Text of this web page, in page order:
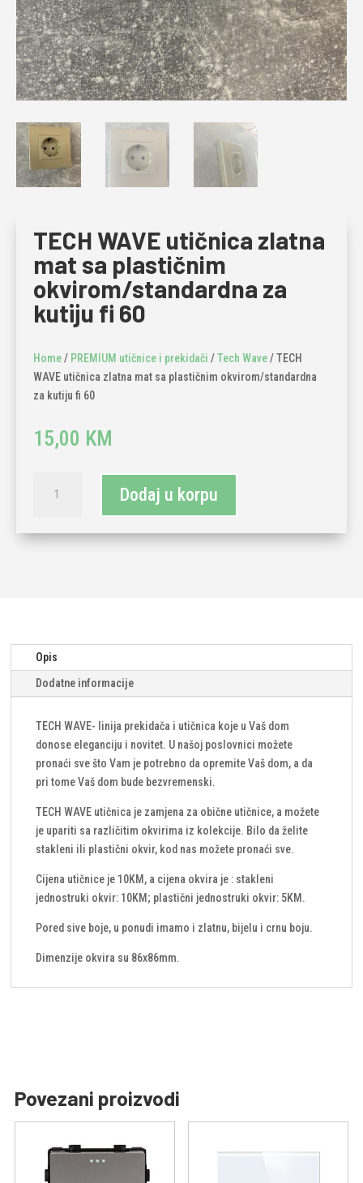
TECH WAVE utičnica zlatna
mat sa plastičnim
okvirom/standardna za
kutiju fi 60
Home/ PREMIUM utičnice i prekidači /Tech Wave/ TECH
WAVE utičnica zlatna mat sa plastičnim okvirom/standardna
za kutiju fi 60
15,00 KM
WAVE
zlatna
kutiju
60
Dodaj u korpu
Opis
Dodatne informacije
TECH WAVE- linija prekidača i utičnica koje u Vaš dom
donose eleganciju i novitet. U našoj poslovnici možete
pronaći sve što Vam je potrebno da opremite Vaš dom, a da
pri tome Vaš dom bude bezvremenski.
TECH WAVE utičnica je zamjena za obične utičnice, a možete
je upariti sa različitim okvirima iz kolekcije. Bilo da želite
stakleni ili plastični okvir, kod nas možete pronaći sve.
Cijena utičnice je 10KM, a cijena okvira je : stakleni
jednostruki okvir: 10KM; plastični jednostruki okvir: 5KM.
Pored sive boje, u ponudi imamo i zlatnu, bijelu i crnu boju.
Dimenzije okvira su 86x86mm.
Povezani proizvodi